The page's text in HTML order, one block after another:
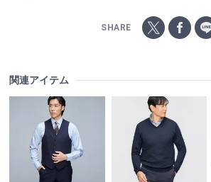
SHARE
関連アイテム